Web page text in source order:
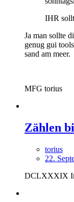
IHR
Ja man sollte
genug gui
sand am meer.
MFG torius
Zählen
torius
22.
DCLXXXIX